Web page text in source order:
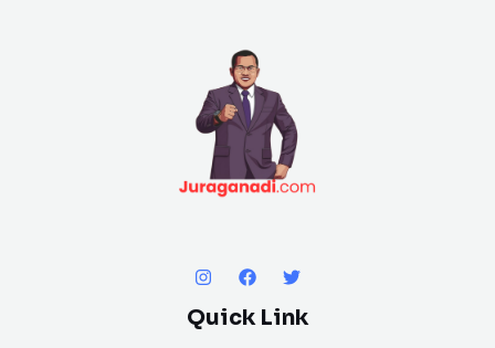
Quick Link